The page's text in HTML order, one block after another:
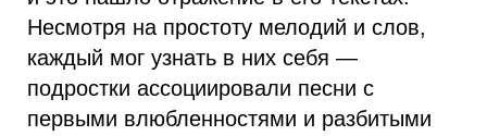
Несмотря на простоту мелодий и слов,
каждый мог узнать в них себя —
подростки ассоциировали песни с
первыми влюбленностями и разбитыми